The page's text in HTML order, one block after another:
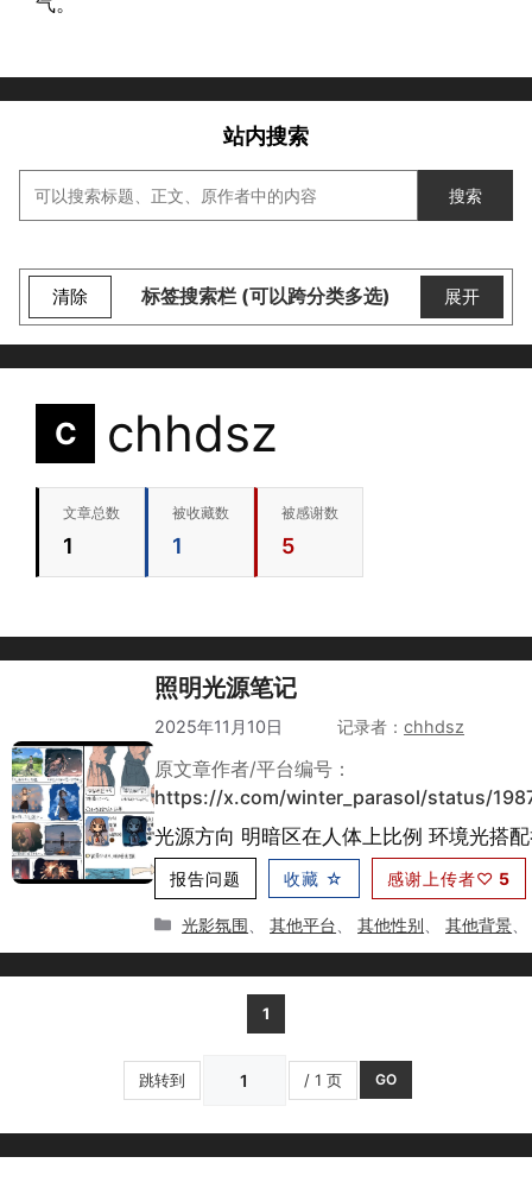
站内搜索
清除 标签搜索栏 (可以跨分类多选) 展开
C chhdsz
文章总数
1
被收藏数
1
被感谢数
5
照明光源笔记
2025年11月10日 chhdsz
原文章作者/平台编号：
https://x.com/winter_parasol/status/
光源方向 明暗区在人体上比例 环境光搭
报告问题 收藏 ☆ 感谢上传者♡ 5
分
光影氛围 、其他平台 、其他性别 、其他背景
1
跳转到 / 1 页 GO